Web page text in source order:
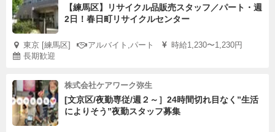
【練馬区】リサイクル品販売スタッフ／パート・週
2日！春日町リサイクルセンター
東京 [練馬区] アルバイト,パート
時給1,230〜1,230円
長期歓迎
株式会社ケアワーク弥生
[文京区/夜勤専従/週２～］24時間切れ目なく”生活
によりそう”夜勤スタッフ募集